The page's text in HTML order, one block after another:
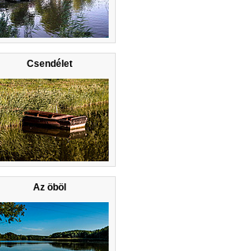
Csendélet
Az öböl